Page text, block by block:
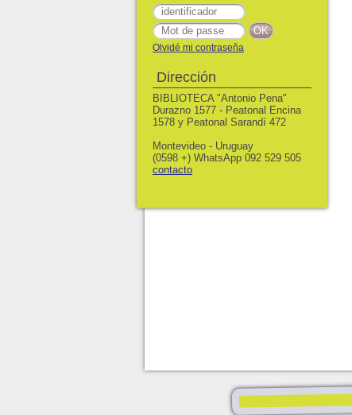
Olvidé mi contraseña
Dirección
BIBLIOTECA "Antonio Pena"
Durazno 1577 - Peatonal Encina
1578 y Peatonal Sarandí 472
Montevideo - Uruguay
(0598 +) WhatsApp 092 529 505
contacto